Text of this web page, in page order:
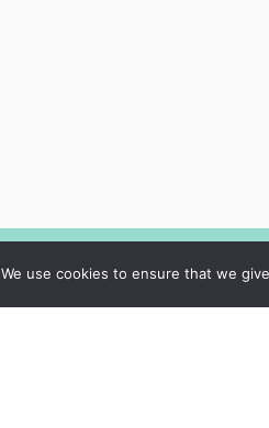
Cenrādis
We use cookies to ensure that we